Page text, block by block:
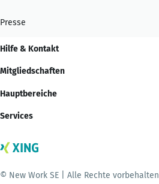
Presse
Hilfe & Kontakt
Mitgliedschaften
Hauptbereiche
Services
© New Work SE | Alle Rechte vorbehalten